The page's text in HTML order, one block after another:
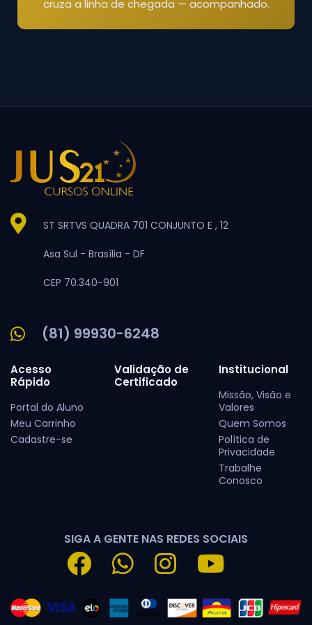
cruza a linha de chegada — acompanhado.
ST SRTVS QUADRA 701 CONJUNTO E , 12
Asa Sul - Brasília - DF
CEP 70.340-901
(81) 99930-6248
Acesso
Rápido
Portal do Aluno
Meu Carrinho
Cadastre-se
Validação de
Certificado
Institucional
Missão, Visão e
Valores
Quem Somos
Política de
Privacidade
Trabalhe
Conosco
SIGA A GENTE NAS REDES SOCIAIS